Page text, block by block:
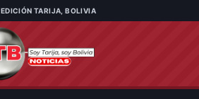
EDICIÓN TARIJA, BOLIVIA